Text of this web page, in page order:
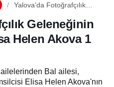
Yalova’da Fotoğrafçılık
Elisa Helen Akova 1 Yaşına
Girdi Geleneğinin
Helen Akova 1
ailelerinden Bal ailesi,
Elisa Helen Akova'nın